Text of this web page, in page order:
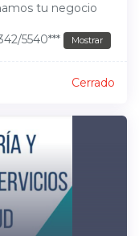
tu negocio
5540*** Mostrar
Cerrado